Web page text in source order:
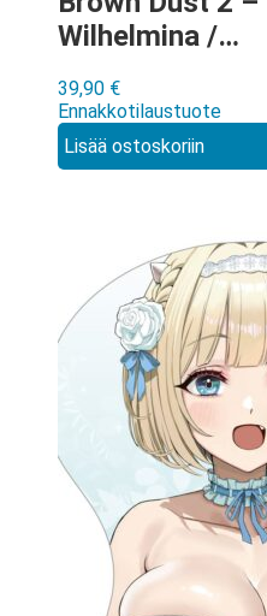
Wilhelmina /
hiirimatto
39,90 €
Ennakkotilaustuote
Lisää ostoskoriin